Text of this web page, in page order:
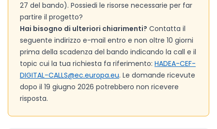
27 del bando). Possiedi le risorse necessarie per far
partire il progetto?
Hai bisogno di ulteriori chiarimenti? Contatta il
seguente indirizzo e-mail entro e non oltre 10 giorni
prima della scadenza del bando indicando la call e il
topic cui la tua richiesta fa riferimento: HADEA-CEF-
DIGITAL-CALLS@ec.europa.eu. Le domande ricevute
dopo il 19 giugno 2026 potrebbero non ricevere
risposta.